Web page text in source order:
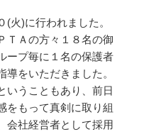
火)に行われました。
ＴＡの方々１８名の御
ープ毎に１名の保護者
をいただきました。
うこともあり、前日
をもって真剣に取り組
会社経営者として採用